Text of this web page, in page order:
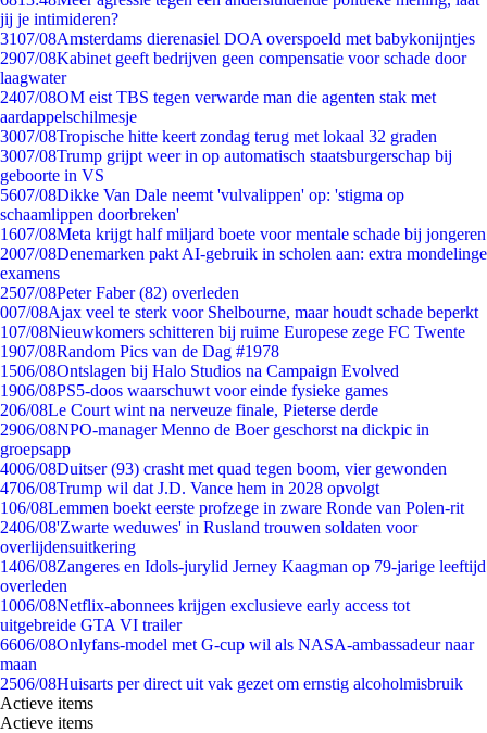
jij je intimideren?
3107/08Amsterdams dierenasiel DOA overspoeld met babykonijntjes
2907/08Kabinet geeft bedrijven geen compensatie voor schade door
laagwater
2407/08OM eist TBS tegen verwarde man die agenten stak met
aardappelschilmesje
3007/08Tropische hitte keert zondag terug met lokaal 32 graden
3007/08Trump grijpt weer in op automatisch staatsburgerschap bij
geboorte in VS
5607/08Dikke Van Dale neemt 'vulvalippen' op: 'stigma op
schaamlippen doorbreken'
1607/08Meta krijgt half miljard boete voor mentale schade bij jongeren
2007/08Denemarken pakt AI-gebruik in scholen aan: extra mondelinge
examens
2507/08Peter Faber (82) overleden
007/08Ajax veel te sterk voor Shelbourne, maar houdt schade beperkt
107/08Nieuwkomers schitteren bij ruime Europese zege FC Twente
1907/08Random Pics van de Dag #1978
1506/08Ontslagen bij Halo Studios na Campaign Evolved
1906/08PS5-doos waarschuwt voor einde fysieke games
206/08Le Court wint na nerveuze finale, Pieterse derde
2906/08NPO-manager Menno de Boer geschorst na dickpic in
groepsapp
4006/08Duitser (93) crasht met quad tegen boom, vier gewonden
4706/08Trump wil dat J.D. Vance hem in 2028 opvolgt
106/08Lemmen boekt eerste profzege in zware Ronde van Polen-rit
2406/08'Zwarte weduwes' in Rusland trouwen soldaten voor
overlijdensuitkering
1406/08Zangeres en Idols-jurylid Jerney Kaagman op 79-jarige leeftijd
overleden
1006/08Netflix-abonnees krijgen exclusieve early access tot
uitgebreide GTA VI trailer
6606/08Onlyfans-model met G-cup wil als NASA-ambassadeur naar
maan
2506/08Huisarts per direct uit vak gezet om ernstig alcoholmisbruik
Actieve items
Actieve items